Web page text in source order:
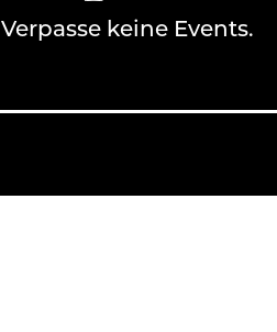
Verpasse keine Events.